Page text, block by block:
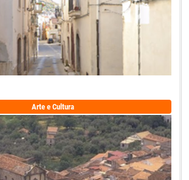
Arte e Cultura